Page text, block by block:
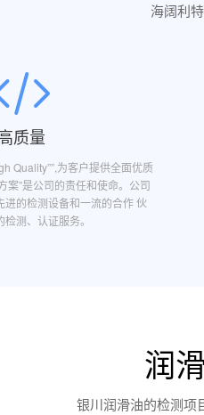
海阔利
质量
Quality””,为客户提供全面优质
案”是公司的责任和使命。公司
的检测设备和一流的合作 伙
测、认证服务。
润
银川润滑油的检测项